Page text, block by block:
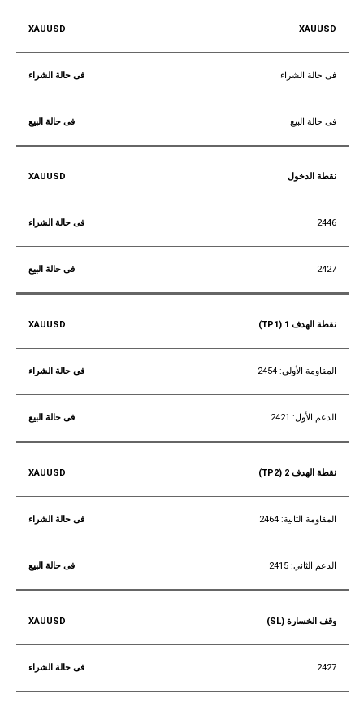
XAUUSD
فى حالة الشراء
فى حالة البيع
نقطة الدخول
2446
2427
نقطة الهدف 1 (TP1)
المقاومة الأولى: 2454
الدعم الأول: 2421
نقطة الهدف 2 (TP2)
المقاومة الثانية: 2464
الدعم الثاني: 2415
وقف الخسارة (SL)
2427